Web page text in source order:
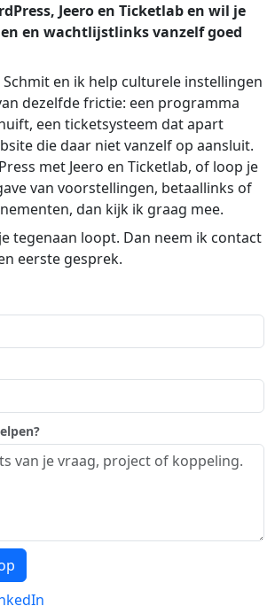
Jeero en Ticketlab en wil je
en wachtlijstlinks vanzelf goed
Schmit en ik help culturele instellingen
dezelfde frictie: een programma
een ticketsysteem dat apart
die daar niet vanzelf op aansluit.
met Jeero en Ticketlab, of loop je
van voorstellingen, betaallinks of
dan kijk ik graag mee.
tegenaan loopt. Dan neem ik contact
eerste gesprek.